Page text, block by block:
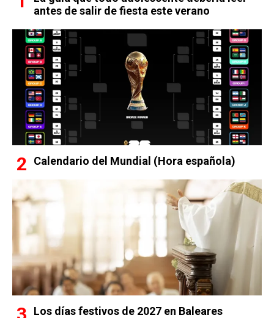
antes de salir de fiesta este verano
Calendario del Mundial (Hora española)
Los días festivos de 2027 en Baleares